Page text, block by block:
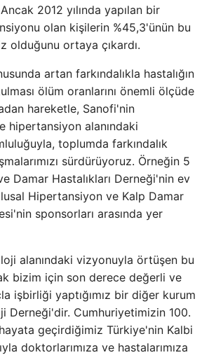
2012 yılında yapılan bir
olan kişilerin %45,3'ünün bu
olduğunu ortaya çıkardı.
artan farkındalıkla hastalığın
ölüm oranlarını önemli ölçüde
hareketle, Sanofi'nin
hipertansiyon alanındaki
toplumda farkındalık
sürdürüyoruz. Örneğin 5
Damar Hastalıkları Derneği'nin ev
Hipertansiyon ve Kalp Damar
sponsorları arasında yer
alanındaki vizyonuyla örtüşen bu
bizim için son derece değerli ve
işbirliği yaptığımız bir diğer kurum
Derneği'dir. Cumhuriyetimizin 100.
geçirdiğimiz Türkiye'nin Kalbi
doktorlarımıza ve hastalarımıza